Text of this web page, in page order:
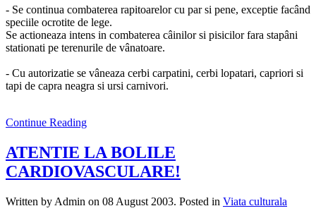
- Se continua combaterea rapitoarelor cu par si pene, exceptie facând
speciile ocrotite de lege.
Se actioneaza intens in combaterea câinilor si pisicilor fara stapâni
stationati pe terenurile de vânatoare.
- Cu autorizatie se vâneaza cerbi carpatini, cerbi lopatari, capriori si
tapi de capra neagra si ursi carnivori.
Continue Reading
ATENTIE LA BOLILE
CARDIOVASCULARE!
Written by Admin on 08 August 2003. Posted in Viata culturala